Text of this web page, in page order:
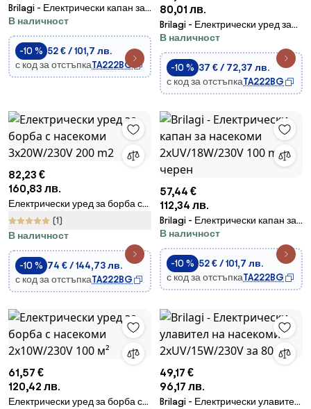
Brilagi - Електрически капан за
насекоми 2xUV/18W/230V 100
m2
В наличност
-10 % 52 € / 101,7 лв.
с код за отстъпкаTA222BG
80,01 лв.
Brilagi - Електрически уред за
улавяне на насекоми 2 x UV
лампи / 10 W / 230 V / 60 m²
В наличност
-10 % 37 € / 72,37 лв.
с код за отстъпкаTA222BG
82,23 €
160,83 лв.
Електрически уред за борба с
насекоми 3x20W/230V 200 m2
(1)
В наличност
-10 % 74 € / 144,73 лв.
с код за отстъпкаTA222BG
57,44 €
112,34 лв.
Brilagi - Електрически капан за
насекоми 2xUV/18W/230V 100
m2 черен
В наличност
-10 % 52 € / 101,7 лв.
с код за отстъпкаTA222BG
61,57 €
120,42 лв.
Електрически уред за борба с
49,17 €
96,17 лв.
Brilagi - Електрически улавител